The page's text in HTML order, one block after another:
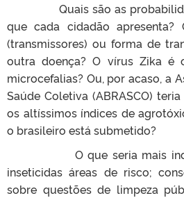
Quais são as
que cada cidadão apresenta?
(transmissores) ou forma de
outra doença? O vírus Zika é
microcefalias? Ou, por acaso, a
Saúde Coletiva (ABRASCO)
os altíssimos índices de
o brasileiro está submetido?
O que seria mais
inseticidas áreas de risco;
sobre questões de limpeza